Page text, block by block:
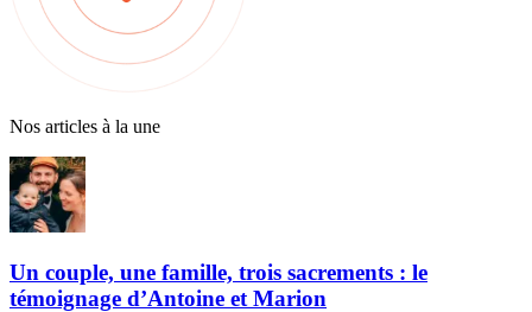
Nos articles à la une
Un couple, une famille, trois sacrements : le
témoignage d’Antoine et Marion